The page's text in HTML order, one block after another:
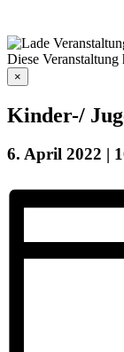
Diese Veranstaltung
×
Kinder-/
6. April 2022 |